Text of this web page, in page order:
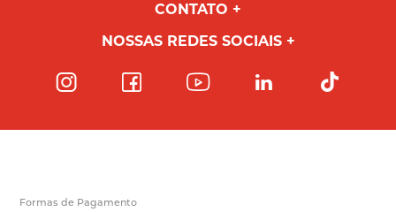
CONTATO
NOSSAS REDES SOCIAIS
Formas de Pagamento